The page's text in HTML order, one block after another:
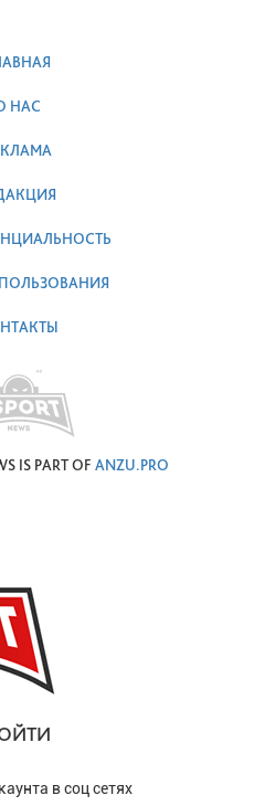
НАС
IS PART OF ANZU.PRO
в соц сетях